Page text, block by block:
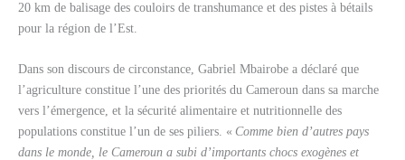
20 km de balisage des couloirs de transhumance et des pistes à bétails
pour la région de l’Est.
Dans son discours de circonstance, Gabriel Mbairobe a déclaré que
l’agriculture constitue l’une des priorités du Cameroun dans sa marche
vers l’émergence, et la sécurité alimentaire et nutritionnelle des
populations constitue l’un de ses piliers. « Comme bien d’autres pays
dans le monde, le Cameroun a subi d’importants chocs exogènes et